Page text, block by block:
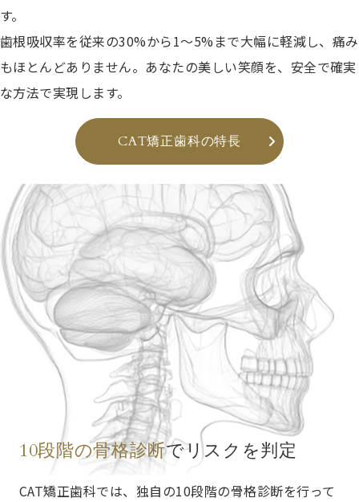
す。
歯根吸収率を従来の30%から1〜5%まで大幅に軽減し、痛み
もほとんどありません。あなたの美しい笑顔を、安全で確実
な方法で実現します。
CAT矯正歯科の特長
10段階の骨格診断でリスクを判定
CAT矯正歯科では、独自の10段階の骨格診断を行って